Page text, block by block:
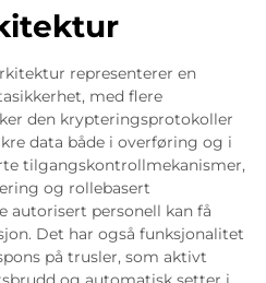
representerer en
med flere
den krypteringsprotokoller
data både i overføring og i
tilgangskontrollmekanismer,
og rollebasert
autorisert personell kan få
Det har også funksjonalitet
på trusler, som aktivt